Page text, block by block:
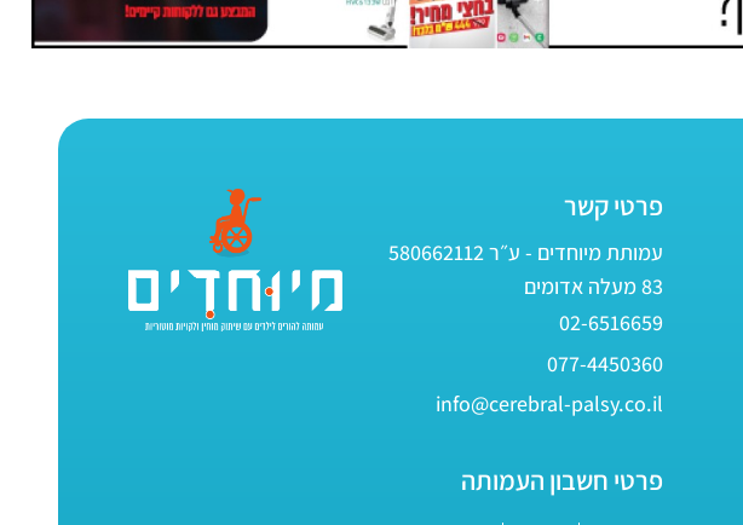
פרטי קשר
עמותת מיוחדים - ע״ר 580662112
83 מעלה אדומים
02-6516659
077-4450360
info@cerebral-palsy.co.il
פרטי חשבון העמותה